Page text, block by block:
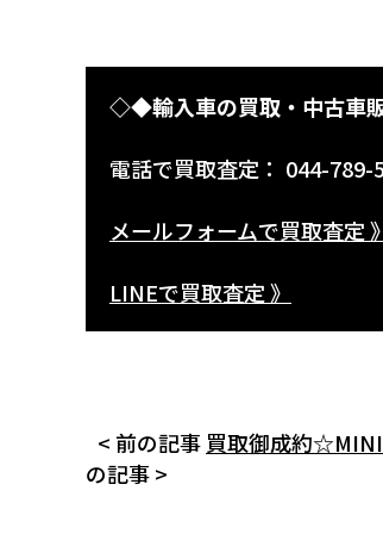
◇◆輸入車の買取・中古車
電話で買取査定： 044-789-
メールフォームで買取査定 》
LINEで買取査定 》
< 前の記事 買取御成約
の記事 >